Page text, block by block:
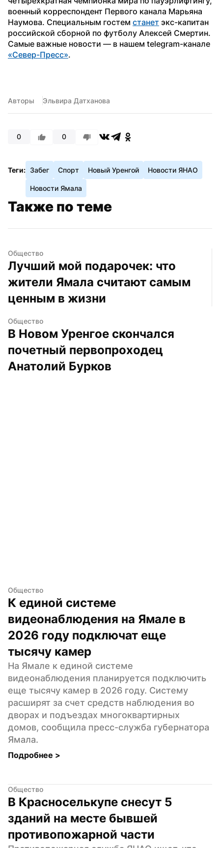
военный корреспондент Первого канала Марьяна
Наумова. Специальным гостем станет экс-капитан
российской сборной по футболу Алексей Смертин.
«Север-Пресс».
Авторы Эльвира Датханова
0 0
Теги: Забег Спорт Новый Уренгой Новости ЯНАО
Новости Ямала
Также по теме
Общество
Лучший мой подарочек: что
жители Ямала считают самым
ценным в жизни
Общество
В Новом Уренгое скончался
почетный первопроходец
Анатолий Бурков
Общество
К единой системе
видеонаблюдения на Ямале в
2026 году подключат еще
тысячу камер
На Ямале к единой системе
видеонаблюдения планируется подключить
еще тысячу камер в 2026 году. Систему
расширят за счет средств наблюдения во
дворах и подъездах многоквартирных
домов, сообщила пресс-служба губернатора
Ямала.
Подробнее >
Общество
В Красноселькупе снесут 5
зданий на месте бывшей
противопожарной части